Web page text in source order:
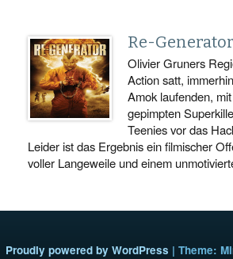
Re-Generator
Olivier Gruners
Action satt,
Amok laufenden,
gepimpten
Teenies vor das
Leider ist das Ergebnis ein filmischer
voller Langeweile und einem
Proudly powered by WordPress | Theme: